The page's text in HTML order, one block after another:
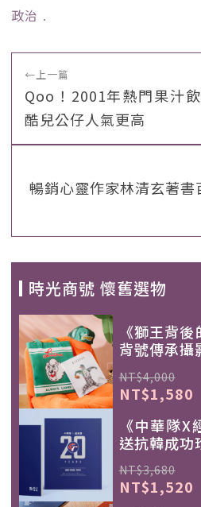
政治 ﹒
←上一篇
Qoo！2001年熱門果汁
酷兒公仔人氣更高
暢銷心靈作家林清玄著
時光商號 懷舊選物
《獅王背
背號傳承攝
NT$4,000
NT$1,580
《中華隊
送抗韓成功
NT$3,680
NT$1,520